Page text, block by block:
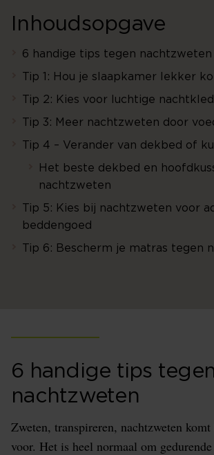
Inhoudsopgave
6 handige tips tegen nachtzweten
Tip 1: Hou je slaapkamer lekker
Tip 2: Kies voor luchtige
Tip 3: Meer nachtzweten door
Tip 4 – Verander van dekbed of
Het beste dekbed en
nachtzweten
Tip 5: Kies bij nachtzweten voor
beddengoed
Tip 6: Bescherm je matras tegen
6 handige tips
nachtzweten
Zweten, transpireren, nachtzweten
voor. Het is heel normaal om